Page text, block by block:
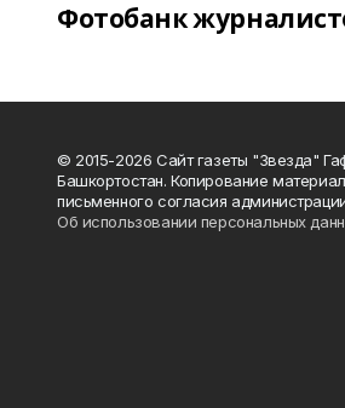
Фотобанк
© 2015-2026 Сайт газеты "Звезда"
Башкортостан. Копирование
письменного согласия
Об использовании персональных